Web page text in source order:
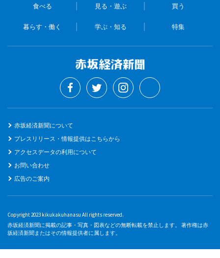
食べる 見る・遊ぶ 買う
暮らす・働く 学ぶ・知る 特集
赤坂経済新聞について
プレスリリース・情報提供はこちらから
アクセスデータの利用について
お問い合わせ
広告のご案内
Copyright 2023 kikukakuhanasu All rights reserved.
赤坂経済新聞に掲載の記事・写真・図表などの無断転載を禁止します。 著作権は赤
坂経済新聞またはその情報提供者に属します。